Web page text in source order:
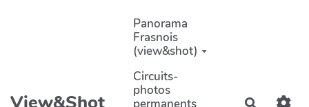
Aller au contenu principalPanorama
Frasnois
(view&shot)
Circuits-
photos
permanents